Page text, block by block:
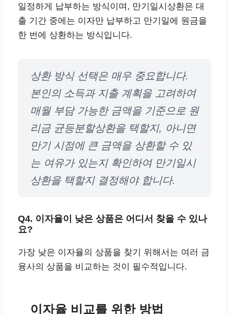
일정하게 납부하는 방식이며, 만기일시상환은 대
출 기간 중에는 이자만 납부하고 만기일에 원금을
한 번에 상환하는 방식입니다.
상환 방식 선택은 매우 중요합니다.
본인의 소득과 지출 계획을 고려하여
매월 부담 가능한 금액을 기준으로 원
리금 균등분할상환을 택할지, 아니면
만기 시점에 큰 금액을 상환할 수 있
는 여유가 있는지 확인하여 만기일시
상환을 택할지 결정해야 합니다.
Q4. 이자율이 낮은 상품은 어디서 찾을 수 있나
요?
가장 낮은 이자율의 상품을 찾기 위해서는 여러 금
융사의 상품을 비교하는 것이 필수적입니다.
이자율 비교를 위한 방법